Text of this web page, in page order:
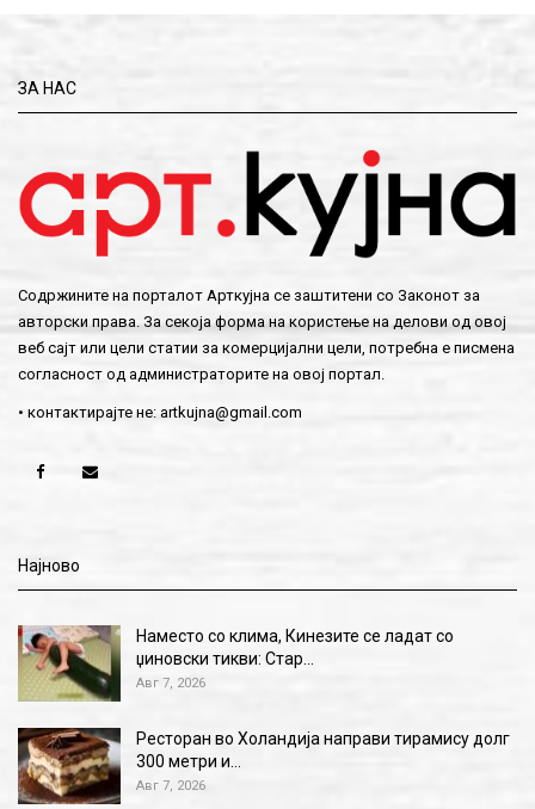
ЗА НАС
Содржините на порталот Арткујна се заштитени со Законот за
авторски права. За секоја форма на користење на делови од овој
веб сајт или цели статии за комерцијални цели, потребна е писмена
согласност од администраторите на овој портал.
• контактирајте не: artkujna@gmail.com
Најново
Наместо со клима, Кинезите се ладат со
џиновски тикви: Стар…
Авг 7, 2026
Ресторан во Холандија направи тирамису долг
300 метри и…
Авг 7, 2026